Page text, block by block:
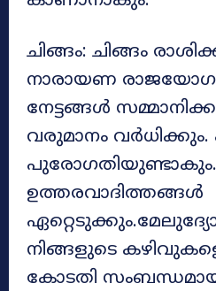
ചിങ്ങം: ചിങ്ങം
നാരായണ
നേട്ടങ്ങൾ
വരുമാനം വർധിക്കും.
ഉത്തരവാദിത്തങ്ങൾ
നിങ്ങളുടെ
കോടതി